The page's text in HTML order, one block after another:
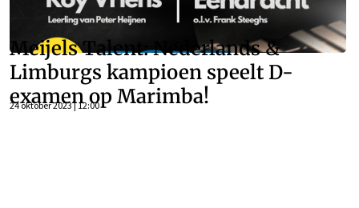
Meijels Talent: Nederlands &
Limburgs kampioen speelt D-
examen op Marimba!
24 oktober 2023 | 12:00